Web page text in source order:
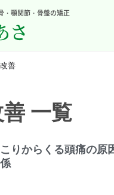
・顎関節・骨盤の矯正
さ
善
一覧
こりからくる頭痛の原